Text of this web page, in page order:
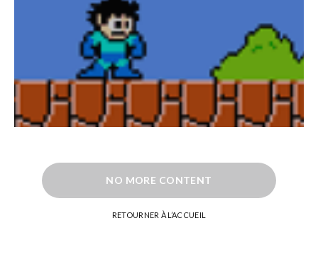
NO MORE CONTENT
RETOURNER À L’ACCUEIL